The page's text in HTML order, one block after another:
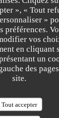
», « Tout
»
préférences.
vos
en cliquant
un
des
site.
Tout accepter
3
Cuisine : 5/5
A small
room, delicious